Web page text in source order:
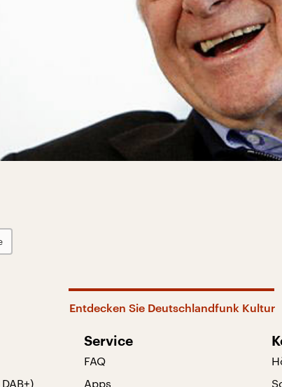
Entdecken Sie Deutschlandfunk Kultur
Service
FAQ
Apps